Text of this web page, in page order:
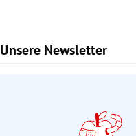
Unsere Newsletter
Slide 1 von 9